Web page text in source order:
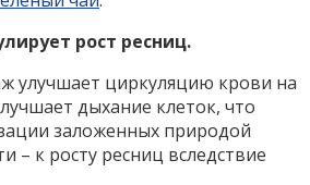
рост ресниц.
улучшает циркуляцию крови на
дыхание клеток, что
заложенных природой
– к росту ресниц вследствие